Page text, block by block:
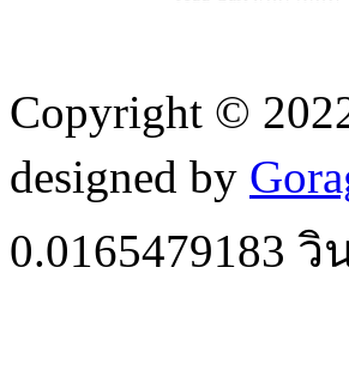
Copyright ©
designed by
0.0165479183 วิ